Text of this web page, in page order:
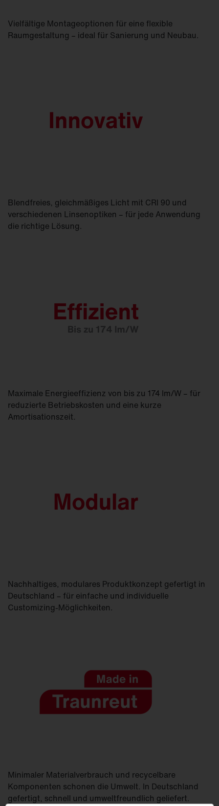
Vielfältige Montageoptionen für eine flexible
Raumgestaltung – ideal für Sanierung und Neubau.
Blendfreies, gleichmäßiges Licht mit CRI 90 und
verschiedenen Linsenoptiken – für jede Anwendung
die richtige Lösung.
Maximale Energieeffizienz von bis zu 174 lm/W – für
reduzierte Betriebskosten und eine kurze
Amortisationszeit.
Nachhaltiges, modulares Produktkonzept gefertigt in
Deutschland – für einfache und individuelle
Customizing-Möglichkeiten.
Minimaler Materialverbrauch und recycelbare
Komponenten schonen die Umwelt. In Deutschland
gefertigt, schnell und umweltfreundlich geliefert.